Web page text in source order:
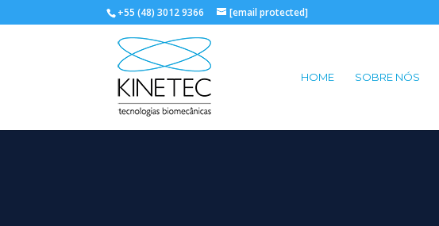
+55 (48) 3012 9366 [email protected]
HOME SOBRE NÓS